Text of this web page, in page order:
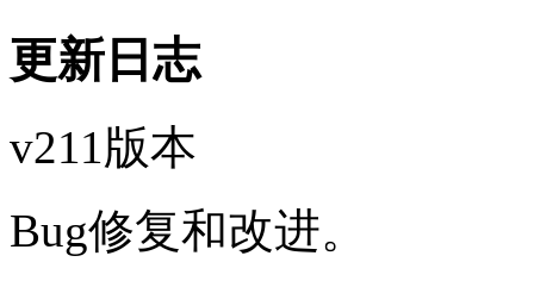
更新日志
v211版本
Bug修复和改进。